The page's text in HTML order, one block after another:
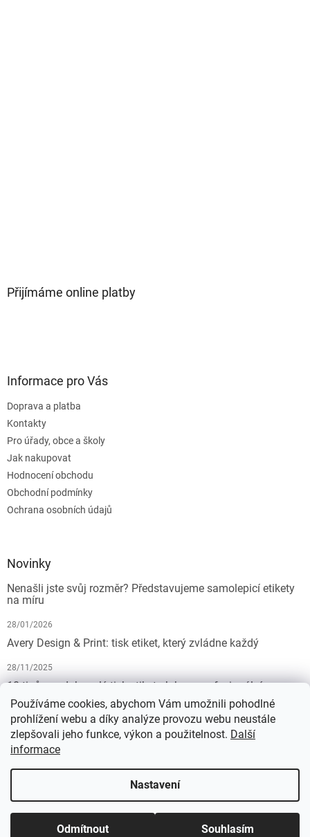
Používáme cookies, abychom Vám umožnili pohodlné
prohlížení webu a díky analýze provozu webu neustále
zlepšovali jeho funkce, výkon a použitelnost. Další
informace
Nastavení
Odmítnout Souhlasím
Přijímáme online platby
Informace pro Vás
Doprava a platba
Kontakty
Pro úřady, obce a školy
Jak nakupovat
Hodnocení obchodu
Obchodní podmínky
Ochrana osobních údajů
Novinky
Nenašli jste svůj rozměr? Představujeme samolepicí etikety
na míru
28/01/2026
Avery Design & Print: tisk etiket, který zvládne každý
28/11/2025
10 tipů pro dokonalý tisk etiket: Jak na profesionální
výsledek bez starostí
19/07/2025
KALEDA, a.s. | etikety-stitky.cz